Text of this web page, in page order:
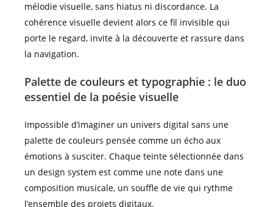
mélodie visuelle, sans hiatus ni discordance. La
cohérence visuelle devient alors ce fil invisible qui
porte le regard, invite à la découverte et rassure dans
la navigation.
Palette de couleurs et typographie : le duo
essentiel de la poésie visuelle
Impossible d’imaginer un univers digital sans une
palette de couleurs pensée comme un écho aux
émotions à susciter. Chaque teinte sélectionnée dans
un design system est comme une note dans une
composition musicale, un souffle de vie qui rythme
l’ensemble des projets digitaux.